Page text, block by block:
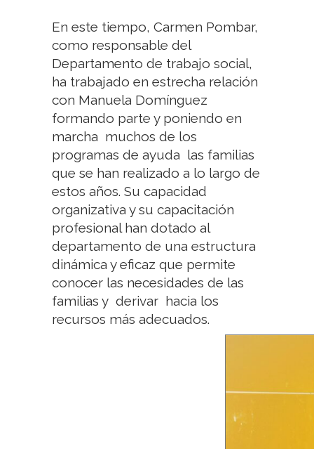
En este tiempo, Carmen Pombar,
como responsable del
Departamento de trabajo social,
ha trabajado en estrecha relación
con Manuela Domínguez
formando parte y poniendo en
marcha muchos de los
programas de ayuda las familias
que se han realizado a lo largo de
estos años. Su capacidad
organizativa y su capacitación
profesional han dotado al
departamento de una estructura
dinámica y eficaz que permite
conocer las necesidades de las
familias y derivar hacia los
recursos más adecuados.